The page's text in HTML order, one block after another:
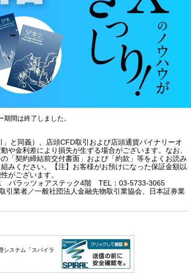
間は終了しました。
と同義）、店頭CFD取引および店頭通貨バイナリーオ
や金利差により損失が生ずる場合がございます。なお、
「契約締結前交付書面」および「約款」等をよくお読み
みください。【注】お客様がお預けになった保証金額以
がございます。
パラッツォアステック4階 TEL：03-5733-3065
業者／一般社団法人金融先物取引業協会、日本証券業
システム「スパイラ